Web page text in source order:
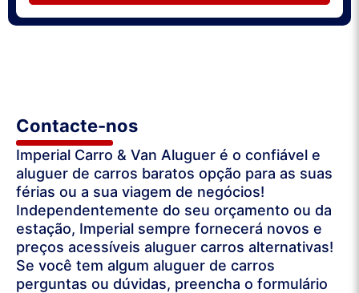
Contacte-nos
Imperial Carro & Van Aluguer é o confiável e
aluguer de carros baratos opção para as suas
férias ou a sua viagem de negócios!
Independentemente do seu orçamento ou da
estação, Imperial sempre fornecerá novos e
preços acessíveis aluguer carros alternativas!
Se você tem algum aluguer de carros
perguntas ou dúvidas, preencha o formulário